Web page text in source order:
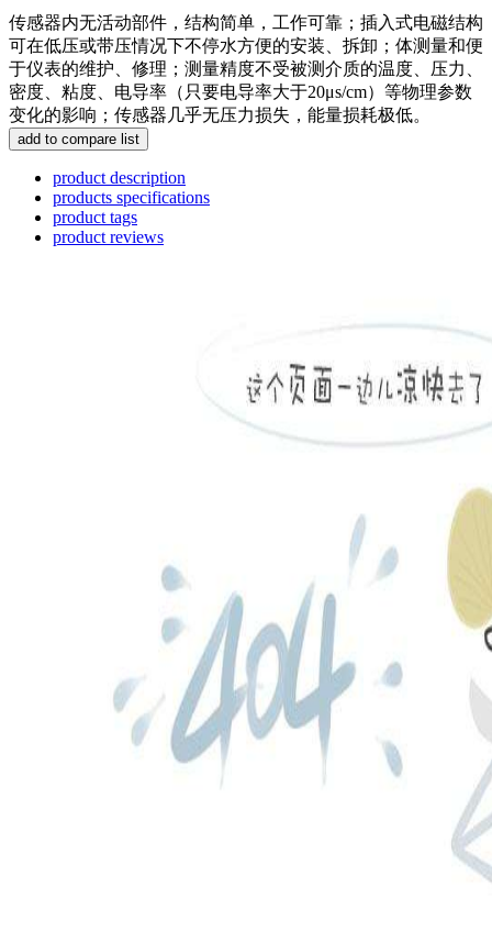
传感器内无活动部件，结构简单，工作可靠；插入式电磁结构
可在低压或带压情况下不停水方便的安装、拆卸；体测量和便
于仪表的维护、修理；测量精度不受被测介质的温度、压力、
密度、粘度、电导率（只要电导率大于20μs/cm）等物理参数
变化的影响；传感器几乎无压力损失，能量损耗极低。
product description
products specifications
product tags
product reviews